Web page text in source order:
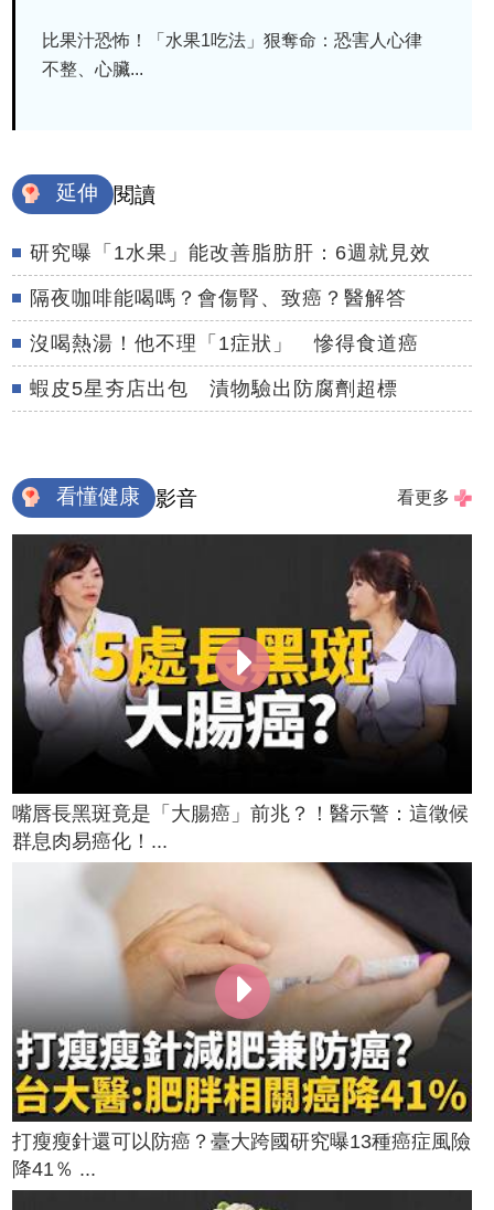
比果汁恐怖！「水果1吃法」狠奪命：恐害人心律
不整、心臟...
延伸 閱讀
研究曝「1水果」能改善脂肪肝：6週就見效
隔夜咖啡能喝嗎？會傷腎、致癌？醫解答
沒喝熱湯！他不理「1症狀」 慘得食道癌
蝦皮5星夯店出包 漬物驗出防腐劑超標
看懂健康 影音 看更多
嘴唇長黑斑竟是「大腸癌」前兆？！醫示警：這徵候
群息肉易癌化！...
打瘦瘦針還可以防癌？臺大跨國研究曝13種癌症風險
降41％ ...